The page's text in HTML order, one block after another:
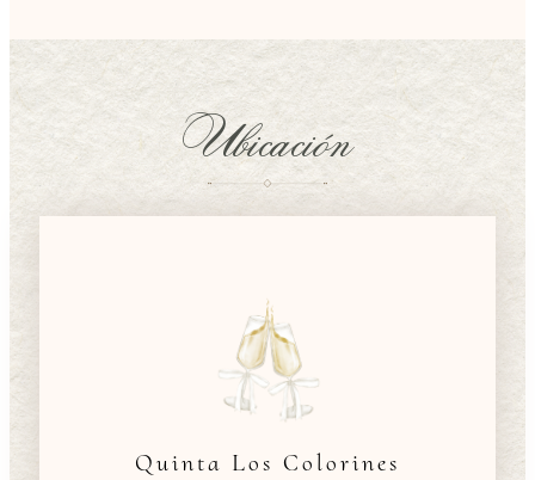
Ubicación
Quinta Los Colorines